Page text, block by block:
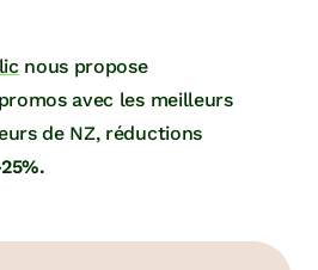
nous propose
avec les meilleurs
de NZ, réductions